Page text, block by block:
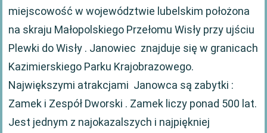
miejscowość w województwie lubelskim położona
na skraju Małopolskiego Przełomu Wisły przy ujściu
Plewki do Wisły . Janowiec znajduje się w granicach
Kazimierskiego Parku Krajobrazowego.
Największymi atrakcjami Janowca są zabytki :
Zamek i Zespół Dworski . Zamek liczy ponad 500 lat.
Jest jednym z najokazalszych i najpiękniej